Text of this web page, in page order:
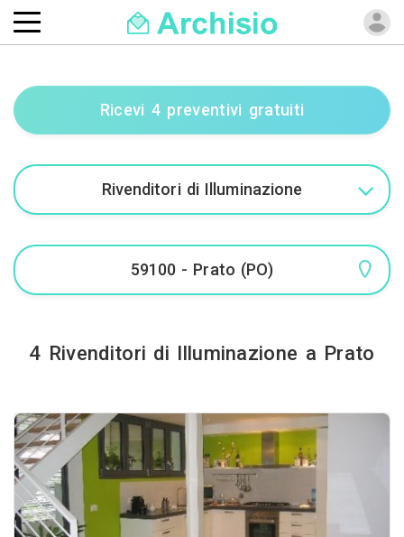
Ricevi 4 preventivi gratuiti
4 Rivenditori di Illuminazione a Prato